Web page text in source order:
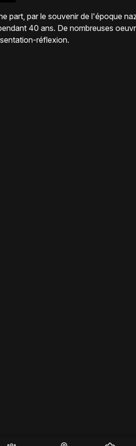
part, par le souvenir de l'époque
40 ans. De nombreuses
réflexion.